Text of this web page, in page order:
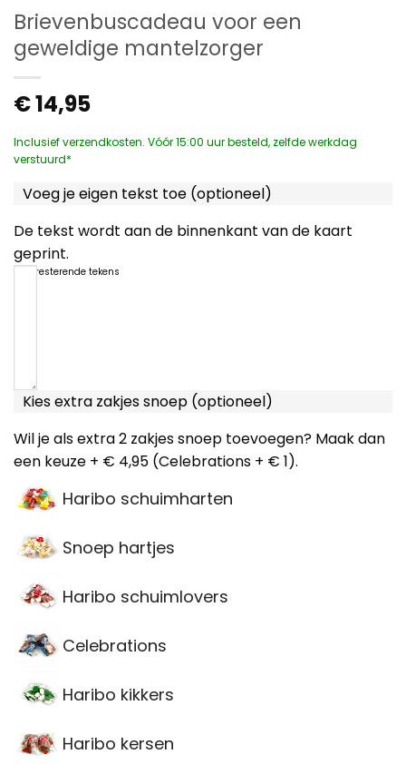
Brievenbuscadeau voor een
geweldige mantelzorger
€14,95
Inclusief verzendkosten. Vóór 15:00 uur besteld, zelfde werkdag
verstuurd*
Voeg je eigen tekst toe (optioneel)
De tekst wordt aan de binnenkant van de kaart
geprint.
resterende tekens
Kies extra zakjes snoep (optioneel)
Wil je als extra 2 zakjes snoep toevoegen? Maak dan
een keuze + € 4,95 (Celebrations + € 1).
Haribo schuimharten
Snoep hartjes
Haribo schuimlovers
Celebrations
Haribo kikkers
Haribo kersen